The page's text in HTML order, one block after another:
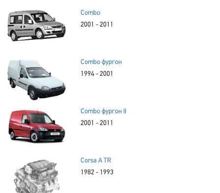
Combo
2001 - 2011
Combo фургон
1994 - 2001
Combo фургон II
2001 - 2011
Corsa A TR
1982 - 1993